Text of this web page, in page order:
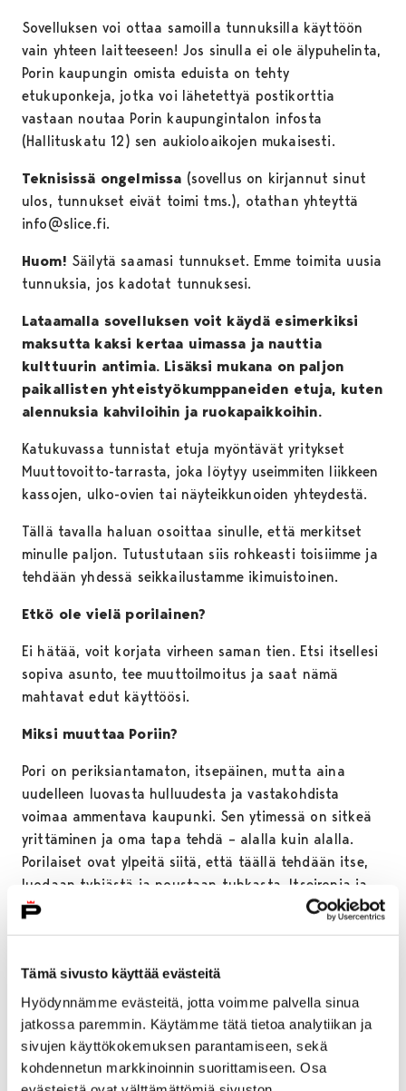
Tämä sivusto käyttää evästeitä
Hyödynnämme evästeitä, jotta voimme palvella sinua
jatkossa paremmin. Käytämme tätä tietoa analytiikan ja
sivujen käyttökokemuksen parantamiseen, sekä
kohdennetun markkinoinnin suorittamiseen. Osa
Sovelluksen voi ottaa samoilla tunnuksilla käyttöön
vain yhteen laitteeseen! Jos sinulla ei ole älypuhelinta,
Porin kaupungin omista eduista on tehty
etukuponkeja, jotka voi lähetettyä postikorttia
vastaan noutaa Porin kaupungintalon infosta
(Hallituskatu 12) sen aukioloaikojen mukaisesti.
Teknisissä ongelmissa (sovellus on kirjannut sinut
ulos, tunnukset eivät toimi tms.), otathan yhteyttä
info@slice.fi.
Huom! Säilytä saamasi tunnukset. Emme toimita uusia
tunnuksia, jos kadotat tunnuksesi.
Lataamalla sovelluksen voit käydä esimerkiksi
maksutta kaksi kertaa uimassa ja nauttia
kulttuurin antimia. Lisäksi mukana on paljon
paikallisten yhteistyökumppaneiden etuja, kuten
alennuksia kahviloihin ja ruokapaikkoihin.
Katukuvassa tunnistat etuja myöntävät yritykset
Muuttovoitto-tarrasta, joka löytyy useimmiten liikkeen
kassojen, ulko-ovien tai näyteikkunoiden yhteydestä.
Tällä tavalla haluan osoittaa sinulle, että merkitset
minulle paljon. Tutustutaan siis rohkeasti toisiimme ja
tehdään yhdessä seikkailustamme ikimuistoinen.
Etkö ole vielä porilainen?
Ei hätää, voit korjata virheen saman tien. Etsi itsellesi
sopiva asunto, tee muuttoilmoitus ja saat nämä
mahtavat edut käyttöösi.
Miksi muuttaa Poriin?
Pori on periksiantamaton, itsepäinen, mutta aina
uudelleen luovasta hulluudesta ja vastakohdista
voimaa ammentava kaupunki. Sen ytimessä on sitkeä
yrittäminen ja oma tapa tehdä – alalla kuin alalla.
Porilaiset ovat ylpeitä siitä, että täällä tehdään itse,
luodaan tyhjästä ja noustaan tuhkasta. Itseironia ja
itsekritiikki lyövät kättä sulassa sovussa.
(THL:n tutkimus). Kulttuurielämykset, kaupungin syke
käsikädessä. Lapsiystävällisyys välittyy upeissa
leikkimahdollisuuksissa, mutta myös turvallisuuden
tunteena ja vapautena liikkua kaduilla. Olemmehan
myös Unicefin tunnustama lasten ja nuorten kaupunki.